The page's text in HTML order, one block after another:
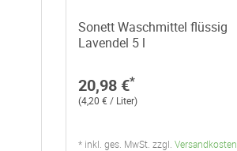
Sonett Waschmittel flüssig
Lavendel 5 l
20,98 €*
(4,20 € / Liter)
* inkl. ges. MwSt. zzgl. Versandkosten